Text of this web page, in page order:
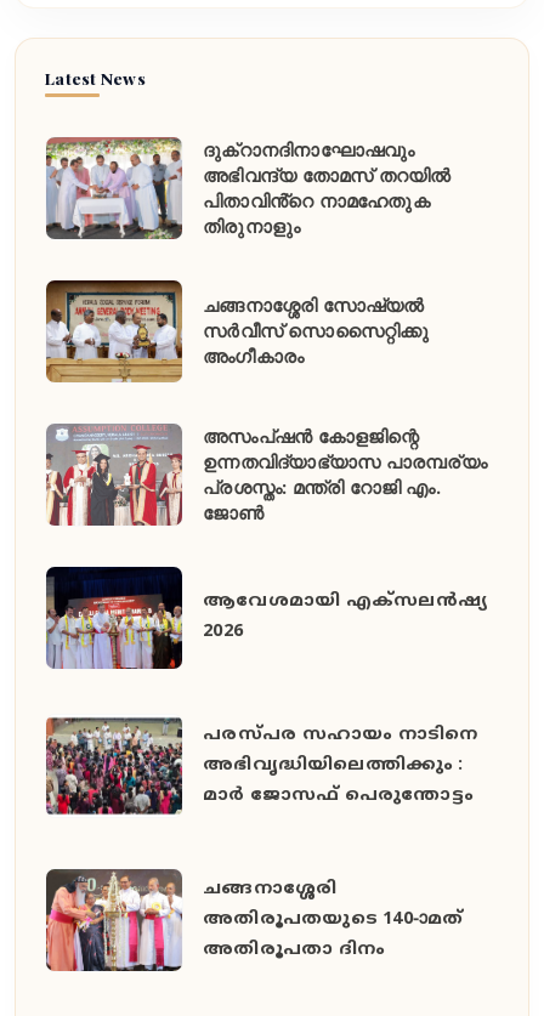
Latest News
ദുക്റാനദിനാഘോഷവും
അഭിവന്ദ്യ തോമസ് തറയിൽ
പിതാവിൻ്റെ നാമഹേതുക
തിരുനാളും
ചങ്ങനാശ്ശേരി സോഷ്യൽ
സർവീസ് സൊസൈറ്റിക്കു
അംഗീകാരം
അസംപ്ഷൻ കോളജിന്റെ
ഉന്നതവിദ്യാഭ്യാസ പാരമ്പര്യം
പ്രശസ്തം: മന്ത്രി റോജി എം.
ജോൺ
ആവേശമായി എക്സലൻഷ്യ
2026
പരസ്പര സഹായം നാടിനെ
അഭിവൃദ്ധിയിലെത്തിക്കും :
മാർ ജോസഫ് പെരുന്തോട്ടം
ചങ്ങനാശ്ശേരി
അതിരൂപതയുടെ 140-ാമത്
അതിരൂപതാ ദിനം